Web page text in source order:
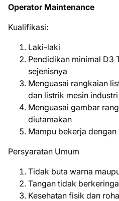
Operator Maintenance
Kualifikasi:
Laki-laki
Pendidikan minimal D3
sejenisnya
Menguasai rangkaian
dan listrik mesin industri
Menguasai gambar
diutamakan
Mampu bekerja dengan
Persyaratan Umum
Tidak buta warna
Tangan tidak
Kesehatan fisik dan